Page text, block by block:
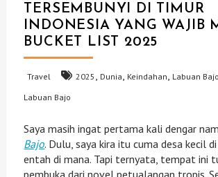
TERSEMBUNYI DI TIMUR
INDONESIA YANG WAJIB
BUCKET LIST 2025
Travel 2025 Dunia Keindahan Labuan Bajo
Labuan Bajo
Saya masih ingat pertama kali dengar
Bajo. Dulu, saya kira itu cuma desa kecil
entah di mana. Tapi ternyata, tempat ini
pembuka dari novel petualangan tropis.